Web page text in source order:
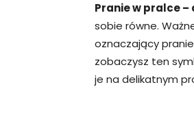
Pranie w pralce
sobie równe.
oznaczający
zobaczysz ten
je na delikatnym